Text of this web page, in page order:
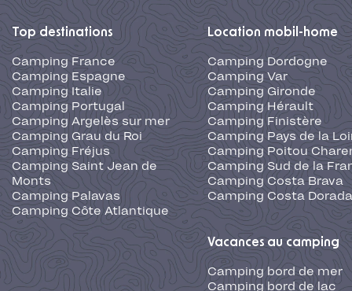
Top destinations
Camping France
Camping Espagne
Camping Italie
Camping Portugal
Camping Argelès sur mer
Camping Grau du Roi
Camping Fréjus
Camping Saint Jean de
Monts
Camping Palavas
Camping Côte Atlantique
Location mobil-home
Camping Dordogne
Camping Var
Camping Gironde
Camping Hérault
Camping Finistère
Camping Pays de la
Camping Poitou
Camping Sud de la
Camping Costa Brava
Camping Costa Dorada
Vacances au camping
Camping bord de mer
Camping bord de lac